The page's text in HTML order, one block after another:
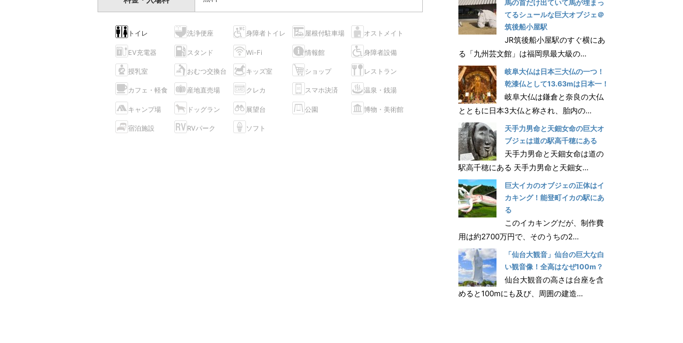
トイレ 洗浄便座 身障者トイレ 屋根付駐車場 オストメイト
EV充電器 スタンド Wi-Fi 情報館 身障者設備
授乳室 おむつ交換台 キッズ室 ショップ レストラン
カフェ・軽食 産地直売場 クレカ スマホ決済 温泉・銭湯
キャンプ場 ドッグラン 展望台 公園 博物・美術館
宿泊施設 RVパーク ソフト
馬の首だけ出ていて馬が埋まっ
てるシュールな巨大オブジェ＠
筑後船小屋駅
JR筑後船小屋駅のすぐ横にあ
る「九州芸文館」は福岡県最大級の...
岐阜大仏は日本三大仏の一つ！
乾漆仏として13.63mは日本一！
岐阜大仏は鎌倉と奈良の大仏
とともに日本3大仏と称され、胎内の...
天手力男命と天鈿女命の巨大オ
ブジェは道の駅高千穂にある
天手力男命と天鈿女命は道の
駅高千穂にある 天手力男命と天鈿女...
巨大イカのオブジェの正体はイ
カキング！能登町イカの駅にあ
る
このイカキングだが、制作費
用は約2700万円で、そのうちの2...
「仙台大観音」仙台の巨大な白
い観音像！全高はなぜ100m？
仙台大観音の高さは台座を含
めると100mにも及び、周囲の建造...